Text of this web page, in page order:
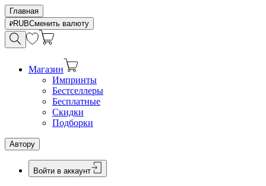
Главная
RUBСменить валюту
Магазин
Импринты
Бестселлеры
Бесплатные
Скидки
Подборки
Автору
Войти в аккаунт